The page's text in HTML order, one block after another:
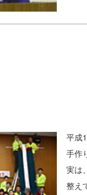
平成
手作
実は
整え